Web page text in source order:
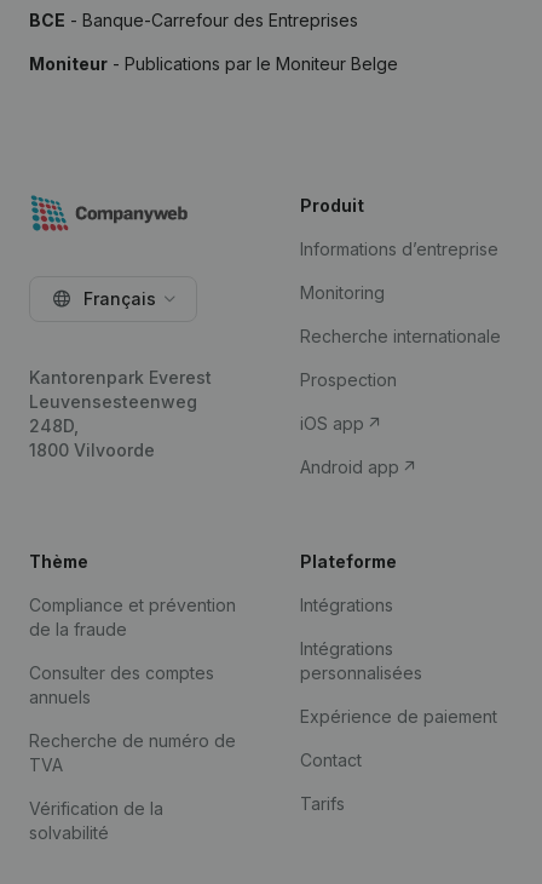
BCE - Banque-Carrefour des Entreprises
Moniteur - Publications par le Moniteur Belge
Français
Kantorenpark Everest
Leuvensesteenweg
248D,
1800 Vilvoorde
Produit
Informations d’entreprise
Monitoring
Recherche internationale
Prospection
iOS app
Android app
Thème
Compliance et prévention
de la fraude
Consulter des comptes
annuels
Recherche de numéro de
TVA
Vérification de la
solvabilité
Plateforme
Intégrations
Intégrations
personnalisées
Expérience de paiement
Contact
Tarifs